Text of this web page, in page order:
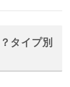
タイプ別